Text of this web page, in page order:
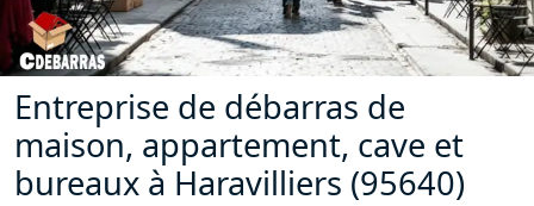
Entreprise de débarras de
maison, appartement, cave et
bureaux à Haravilliers (95640)